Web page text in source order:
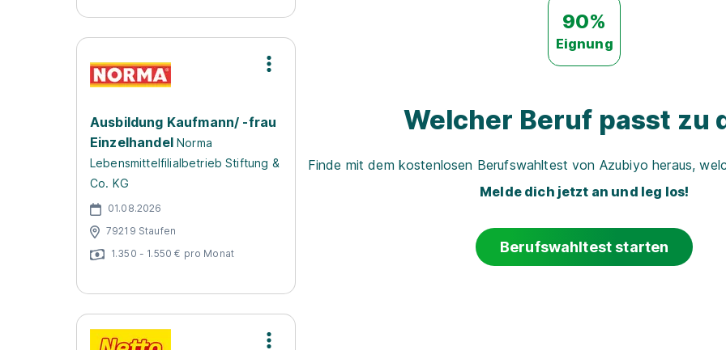
Ausbildung Kaufmann/ -frau
Einzelhandel Norma
Lebensmittelfilialbetrieb Stiftung &
Co. KG
01.08.2026
79219 Staufen
1.350 - 1.550 € pro Monat
90%
Eignung
Welcher Beruf passt zu
Finde mit dem kostenlosen Berufswahltest von Azubiyo heraus,
Melde dich jetzt an und leg los!
Berufswahltest starten